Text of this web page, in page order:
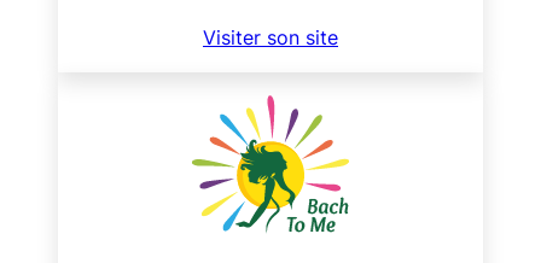
Visiter son site